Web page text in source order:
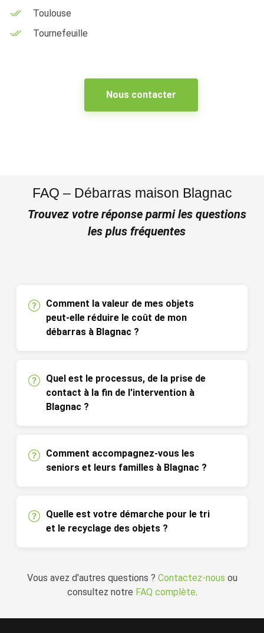
Toulouse
Tournefeuille
Nous contacter
FAQ – Débarras maison Blagnac
Trouvez votre réponse parmi les questions
les plus fréquentes
Comment la valeur de mes objets
peut-elle réduire le coût de mon
débarras à Blagnac ?
Quel est le processus, de la prise de
contact à la fin de l'intervention à
Blagnac ?
Comment accompagnez-vous les
seniors et leurs familles à Blagnac ?
Quelle est votre démarche pour le tri
et le recyclage des objets ?
Vous avez d'autres questions ? Contactez-nous ou
consultez notre FAQ complète.